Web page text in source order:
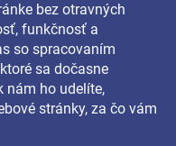
bez otravných
funkčnosť a
so spracovaním
sa dočasne
nám ho udelíte,
stránky, za čo vám